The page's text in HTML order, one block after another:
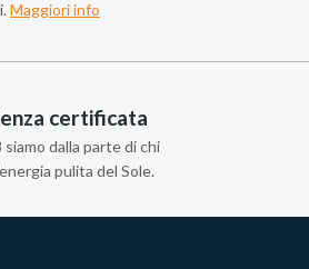
Maggiori info
certificata
siamo dalla parte di chi
pulita del Sole.